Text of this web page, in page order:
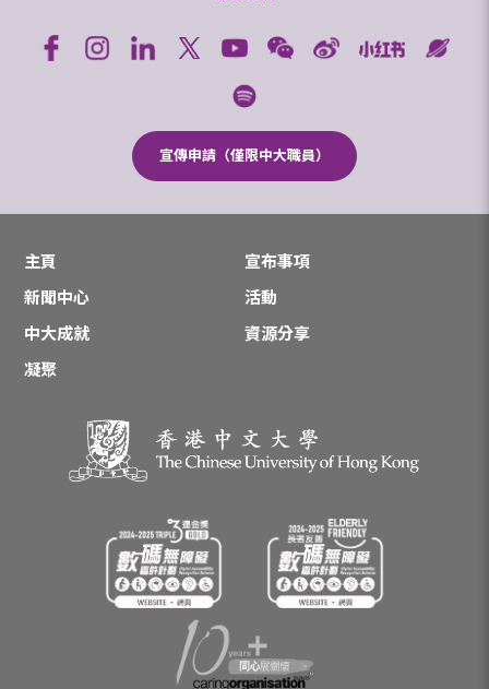
宣傳申請（僅限中大職員）
主頁
宣布事項
新聞中心
活動
中大成就
資源分享
凝聚